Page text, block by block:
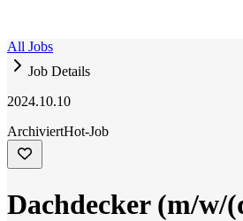
All Jobs
Job Details
2024.10.10
ArchiviertHot-Job
Dachdecker (m/w/